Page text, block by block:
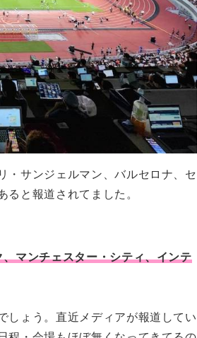
・サンジェルマン、バルセロナ、セ
と報道されてました。
マンチェスター・シティ、インテ
しょう。直近メディアが報道してい